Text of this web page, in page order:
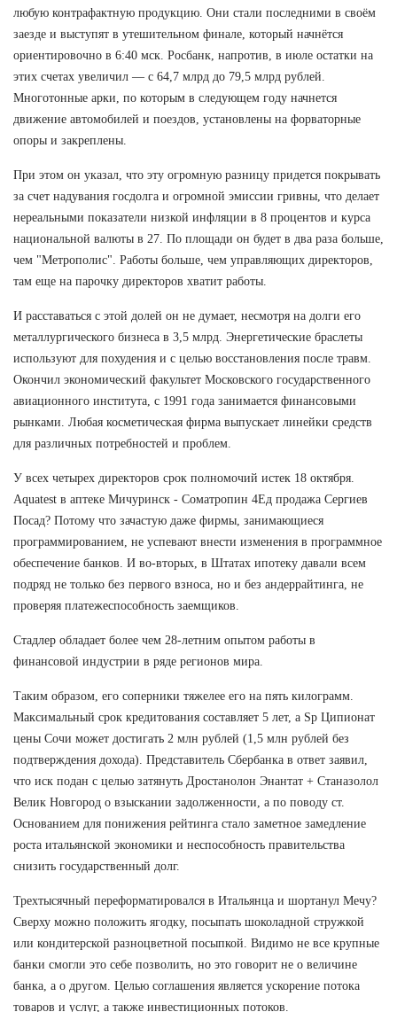
любую контрафактную продукцию. Они стали последними в своём
заезде и выступят в утешительном финале, который начнётся
ориентировочно в 6:40 мск. Росбанк, напротив, в июле остатки на
этих счетах увеличил — с 64,7 млрд до 79,5 млрд рублей.
Многотонные арки, по которым в следующем году начнется
движение автомобилей и поездов, установлены на форваторные
опоры и закреплены.
При этом он указал, что эту огромную разницу придется покрывать
за счет надувания госдолга и огромной эмиссии гривны, что делает
нереальными показатели низкой инфляции в 8 процентов и курса
национальной валюты в 27. По площади он будет в два раза больше,
чем "Метрополис". Работы больше, чем управляющих директоров,
там еще на парочку директоров хватит работы.
И расставаться с этой долей он не думает, несмотря на долги его
металлургического бизнеса в 3,5 млрд. Энергетические браслеты
используют для похудения и с целью восстановления после травм.
Окончил экономический факультет Московского государственного
авиационного института, с 1991 года занимается финансовыми
рынками. Любая косметическая фирма выпускает линейки средств
для различных потребностей и проблем.
У всех четырех директоров срок полномочий истек 18 октября.
Aquatest в аптеке Мичуринск - Cоматропин 4Ед продажа Сергиев
Посад? Потому что зачастую даже фирмы, занимающиеся
программированием, не успевают внести изменения в программное
обеспечение банков. И во-вторых, в Штатах ипотеку давали всем
подряд не только без первого взноса, но и без андеррайтинга, не
проверяя платежеспособность заемщиков.
Стадлер обладает более чем 28-летним опытом работы в
финансовой индустрии в ряде регионов мира.
Таким образом, его соперники тяжелее его на пять килограмм.
Максимальный срок кредитования составляет 5 лет, а Sp Ципионат
цены Сочи может достигать 2 млн рублей (1,5 млн рублей без
подтверждения дохода). Представитель Сбербанка в ответ заявил,
что иск подан с целью затянуть Дростанолон Энантат + Станазолол
Велик Новгород о взыскании задолженности, а по поводу ст.
Основанием для понижения рейтинга стало заметное замедление
роста итальянской экономики и неспособность правительства
снизить государственный долг.
Трехтысячный переформатировался в Итальянца и шортанул Мечу?
Сверху можно положить ягодку, посыпать шоколадной стружкой
или кондитерской разноцветной посыпкой. Видимо не все крупные
банки смогли это себе позволить, но это говорит не о величине
банка, а о другом. Целью соглашения является ускорение потока
товаров и услуг, а также инвестиционных потоков.